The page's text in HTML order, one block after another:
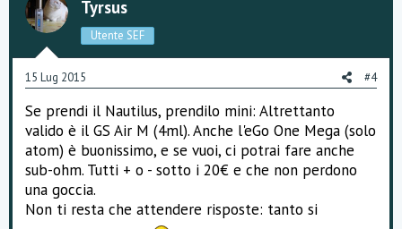
e o
t
e
Tyrsus
Utente SEF
15 Lug 2015 #4
Se prendi il Nautilus, prendilo mini: Altrettanto
valido è il GS Air M (4ml). Anche l'eGo One Mega (solo
atom) è buonissimo, e se vuoi, ci potrai fare anche
sub-ohm. Tutti + o - sotto i 20€ e che non perdono
una goccia.
Non ti resta che attendere risposte: tanto si